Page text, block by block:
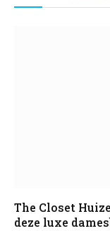
The Closet
deze luxe